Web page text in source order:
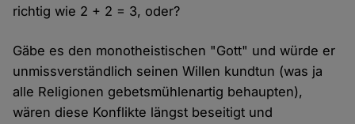
richtig wie 2 + 2 = 3, oder?
Gäbe es den monotheistischen "Gott" und würde er
unmissverständlich seinen Willen kundtun (was ja
alle Religionen gebetsmühlenartig behaupten),
wären diese Konflikte längst beseitigt und